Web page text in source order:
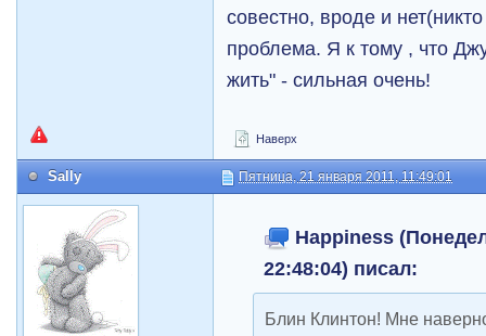
совестно, вроде и
проблема. Я к тому , что
жить" - сильная очень!
Наверх
Sally Пятница, 21 января 2011, 11:49:01
Happiness
22:48:04) писал:
Блин Клинтон! Мне